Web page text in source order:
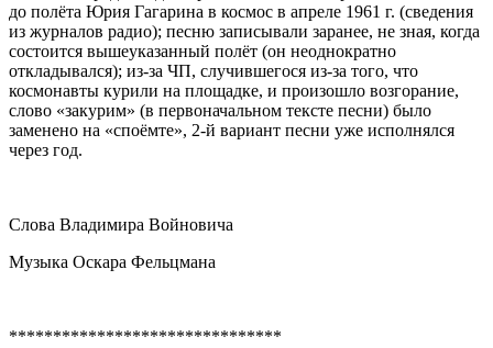
до полёта Юрия Гагарина в космос в апреле 1961 г. (сведения
из журналов радио); песню записывали заранее, не зная, когда
состоится вышеуказанный полёт (он неоднократно
откладывался); из-за ЧП, случившегося из-за того, что
космонавты курили на площадке, и произошло возгорание,
слово «закурим» (в первоначальном тексте песни) было
заменено на «споёмте», 2-й вариант песни уже исполнялся
через год.
Слова Владимира Войновича
Музыка Оскара Фельцмана
*******************************